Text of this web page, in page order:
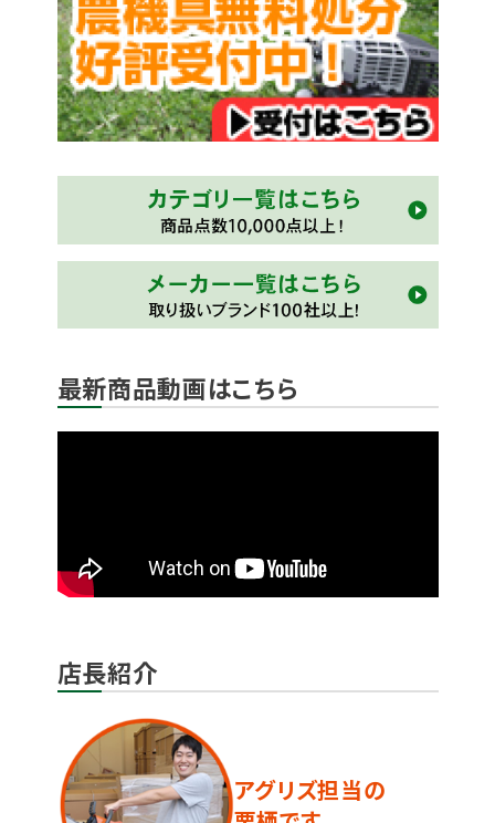
最新商品動画はこちら
店長紹介
アグリズ担当の